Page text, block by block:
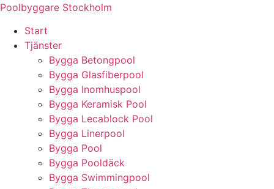
Skip
content
Poolbyggare Stockholm
Start
Tjänster
Bygga Betongpool
Bygga Glasfiberpool
Bygga Inomhuspool
Bygga Keramisk Pool
Bygga Lecablock Pool
Bygga Linerpool
Bygga Pool
Bygga Pooldäck
Bygga Swimmingpool